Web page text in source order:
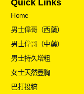
Quick Links
Home
男士偉哥（西藥）
男士偉哥（中藥）
男士持久增粗
女士天然豐胸
巴打投稿